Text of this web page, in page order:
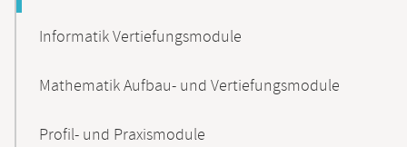
Informatik Vertiefungsmodule
Mathematik Aufbau- und Vertiefungsmodule
Profil- und Praxismodule